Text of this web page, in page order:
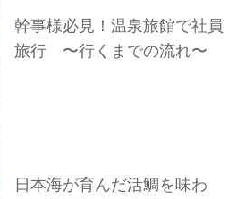
幹事様必見！温泉旅館で社員
旅行 〜行くまでの流れ〜
日本海が育んだ活鯛を味わ